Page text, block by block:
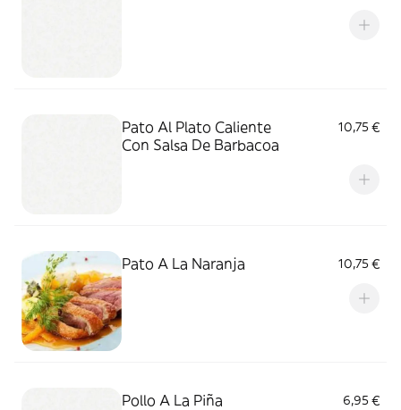
Pato Al Plato Caliente
Con Salsa De Barbacoa
10,75 €
Pato A La Naranja 10,75 €
Pollo A La Piña 6,95 €